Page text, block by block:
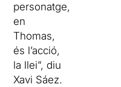
personatge,
en
Thomas,
és l’acció,
la llei”, diu
Xavi Sáez.